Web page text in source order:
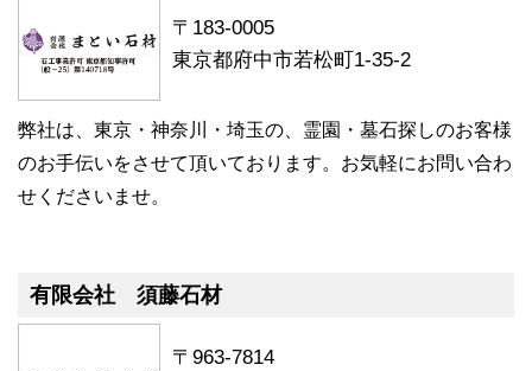
〒183-0005
東京都府中市若松町1-35-2
弊社は、東京・神奈川・埼玉の、霊園・墓石探しのお客様
のお手伝いをさせて頂いております。お気軽にお問い合わ
せくださいませ。
有限会社 須藤石材
〒963-7814